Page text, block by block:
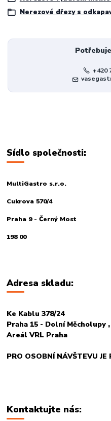
Nerezové dřezy s
+420
Sídlo společnosti:
MultiGastro s.r.o.
Cukrova 570/4
Praha 9 - Černý Most
198 00
Adresa skladu:
Ke Kablu 378/24
Praha 15 - Dolní Měcholupy ,
Areál VRL Praha
PRO OSOBNÍ NÁVŠTEVU
Kontaktujte nás: